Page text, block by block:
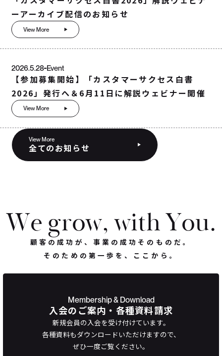
ーアーカイブ配信のお知らせ
View More
2026.5.28 Event
【参加募集開始】「カスタマーサクセス白書
2026」発行へ＆6月11日に解説ウェビナー開催
View More
View More
全てのお知らせ
We grow, withYou.
顧客の成功が、事業の成功そのものだ。
そのための第一歩を、ここから。
Membership & Download
入会のご案内・各種資料請求
新規会員の入会を受け付けています。
各種資料もダウンロードいただけますので、
ぜひ一度ご覧ください。